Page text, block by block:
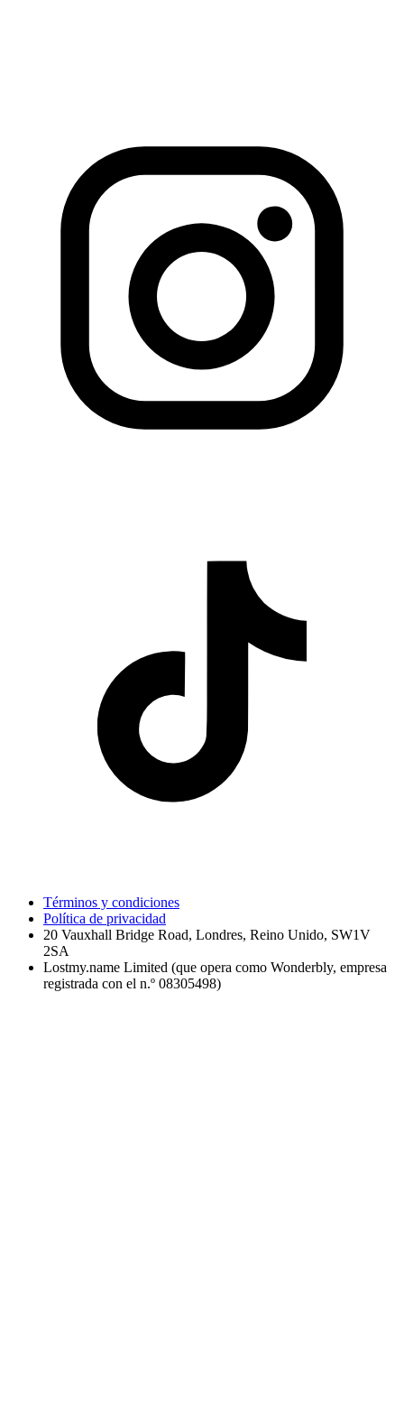
Términos y condiciones
Política de privacidad
20 Vauxhall Bridge Road, Londres, Reino Unido, SW1V
2SA
Lostmy.name Limited (que opera como Wonderbly, empresa
registrada con el n.º 08305498)